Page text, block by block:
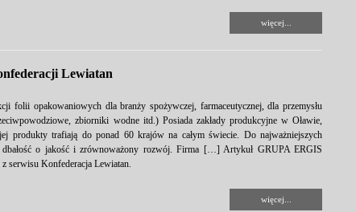
więcej...
Lewiatan
folii opakowaniowych dla branży spożywczej, farmaceutycznej, dla przemysłu
zbiorniki wodne itd.) Posiada zakłady produkcyjne w Oławie,
produkty trafiają do ponad 60 krajów na całym świecie. Do najważniejszych
dbałość o jakość i zrównoważony rozwój. Firma […] Artykuł GRUPA ERGIS
serwisu Konfederacja Lewiatan.
więcej...